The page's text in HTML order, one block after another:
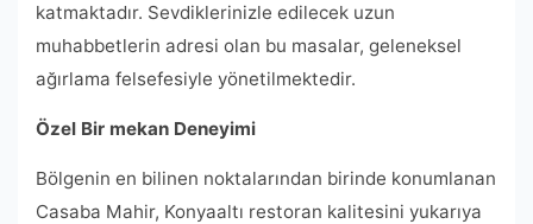
katmaktadır. Sevdiklerinizle edilecek uzun
muhabbetlerin adresi olan bu masalar, geleneksel
ağırlama felsefesiyle yönetilmektedir.
Özel Bir mekan Deneyimi
Bölgenin en bilinen noktalarından birinde konumlanan
Casaba Mahir, Konyaaltı restoran kalitesini yukarıya